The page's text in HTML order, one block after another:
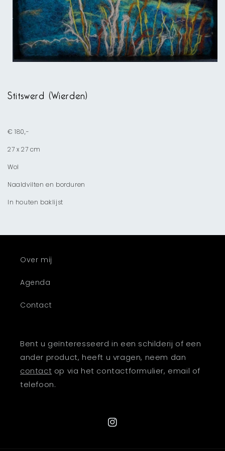
modaal
Stitswerd (Wierden)
€ 180,-
27 x 27 cm
Wol
Naaldvilten en borduren
In houten baklijst
Over mij
Agenda
Contact
Bent u geïnteresseerd in een schilderij of een
ander product, heeft u vragen, neem dan
contact op via het contactformulier, email of
telefoon.
Instagram